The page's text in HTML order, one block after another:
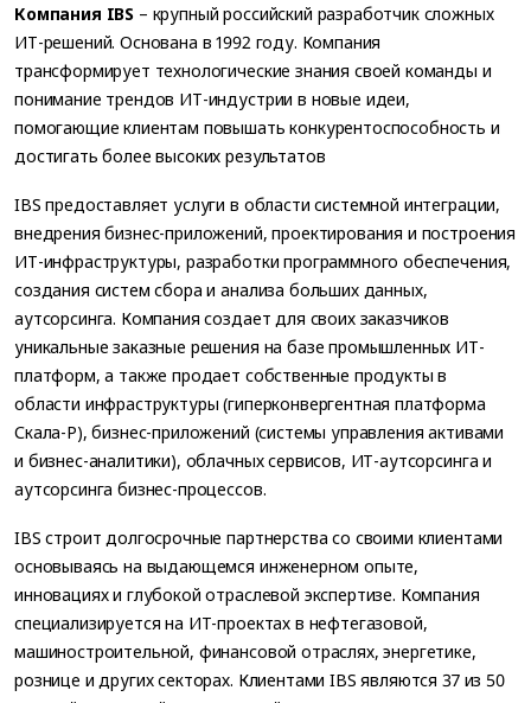
Компания IBS – крупный российский разработчик сложных
ИТ-решений. Основана в 1992 году. Компания
трансформирует технологические знания своей команды и
понимание трендов ИТ-индустрии в новые идеи,
помогающие клиентам повышать конкурентоспособность и
достигать более высоких результатов
IBS предоставляет услуги в области системной интеграции,
внедрения бизнес-приложений, проектирования и построения
ИТ-инфраструктуры, разработки программного обеспечения,
создания систем сбора и анализа больших данных,
аутсорсинга. Компания создает для своих заказчиков
уникальные заказные решения на базе промышленных ИТ-
платформ, а также продает собственные продукты в
области инфраструктуры (гиперконвергентная платформа
Скала-Р), бизнес-приложений (системы управления активами
и бизнес-аналитики), облачных сервисов, ИТ-аутсорсинга и
аутсорсинга бизнес-процессов.
IBS строит долгосрочные партнерства со своими клиентами
основываясь на выдающемся инженерном опыте,
инновациях и глубокой отраслевой экспертизе. Компания
специализируется на ИТ-проектах в нефтегазовой,
машиностроительной, финансовой отраслях, энергетике,
рознице и других секторах. Клиентами IBS являются 37 из 50